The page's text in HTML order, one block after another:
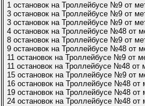
1 остановок на Троллейбусе №9 от
3 остановок на Троллейбусе №9 от
3 остановок на Троллейбусе №9 от
4 остановок на Троллейбусе №48 от
8 остановок на Троллейбусе №9 от
9 остановок на Троллейбусе №48 от
11 остановок на Троллейбусе №9 от
11 остановок на Троллейбусе №48 от
15 остановок на Троллейбусе №9 от
16 остановок на Троллейбусе №48 от
19 остановок на Троллейбусе №48 от
24 остановок на Троллейбусе №48